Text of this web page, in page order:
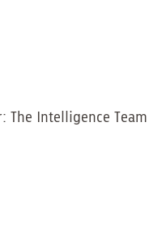
The Intelligence Team